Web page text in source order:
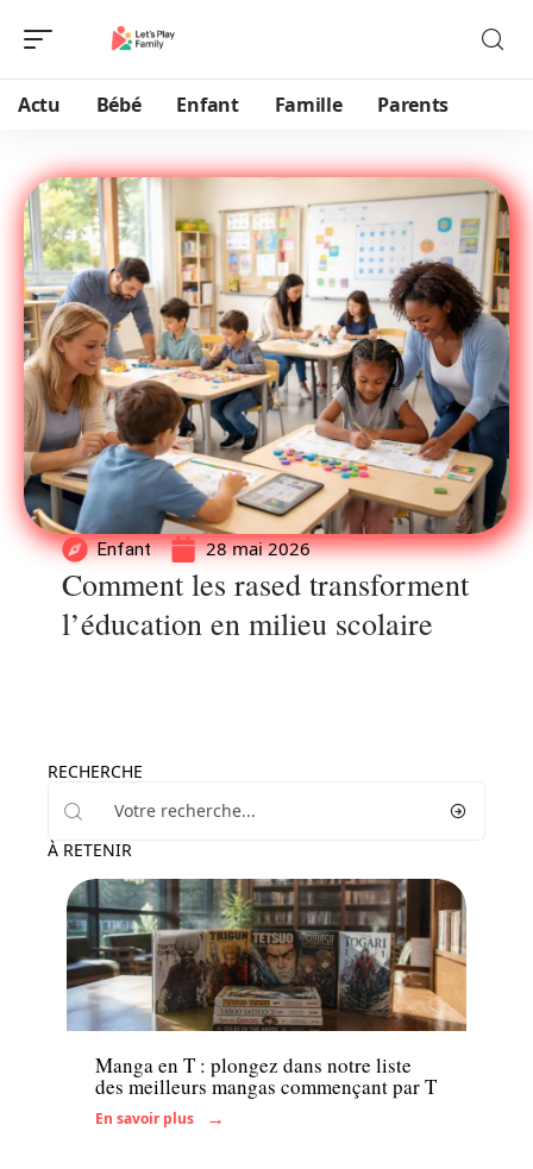
Actu Bébé Enfant Famille Parents
Enfant 28 mai 2026
Comment les rased transforment
l’éducation en milieu scolaire
RECHERCHE
À RETENIR
Famille
Manga en T : plongez dans notre liste
des meilleurs mangas commençant par T
En savoir plus